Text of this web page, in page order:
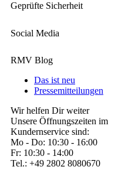
Geprüfte Sicherheit
Social Media
RMV Blog
Das ist neu
Pressemitteilungen
Wir helfen Dir weiter
Unsere Öffnungszeiten im
Kundernservice sind:
Mo - Do: 10:30 - 16:00
Fr: 10:30 - 14:00
Tel.: +49 2802 8080670